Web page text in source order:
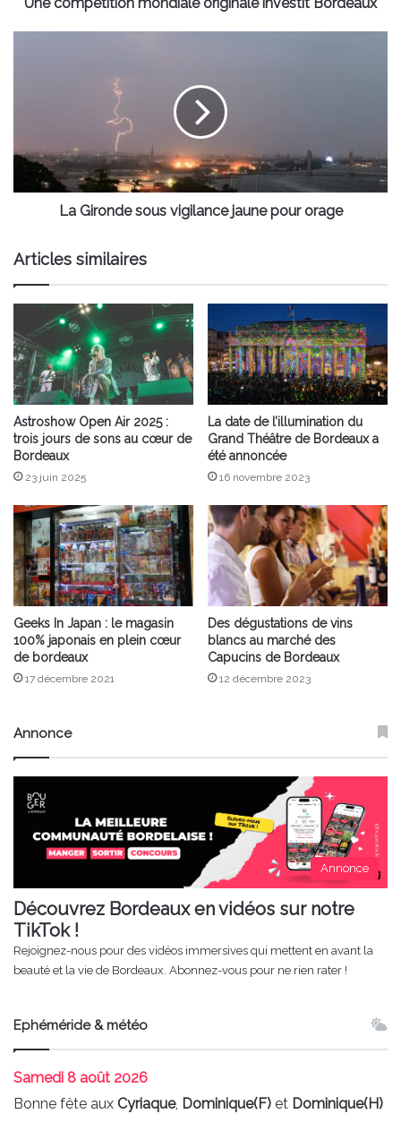
orage
La Gironde sous vigilance jaune pour orage
Articles similaires
Astroshow Open Air 2025 :
trois jours de sons au cœur de
Bordeaux
23 juin 2025
La date de l’illumination du
Grand Théâtre de Bordeaux a
été annoncée
16 novembre 2023
Geeks In Japan : le magasin
100% japonais en plein cœur
de bordeaux
17 décembre 2021
Des dégustations de vins
blancs au marché des
Capucins de Bordeaux
12 décembre 2023
Annonce
Annonce
Découvrez Bordeaux en vidéos sur notre
TikTok !
Rejoignez-nous pour des vidéos immersives qui mettent en avant la
beauté et la vie de Bordeaux. Abonnez-vous pour ne rien rater !
Ephéméride & météo
Samedi 8 août 2026
Bonne fête aux Cyriaque, Dominique(F) et Dominique(H)